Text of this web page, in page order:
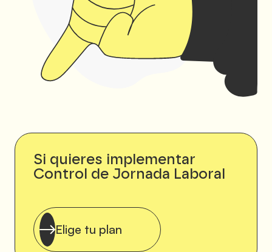
Si quieres implementar
Control de Jornada Laboral
Elige tu plan